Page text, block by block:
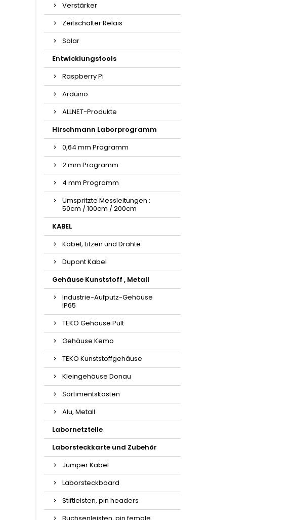
Verstärker
Zeitschalter Relais
Solar
Entwicklungstools
Raspberry Pi
Arduino
ALLNET-Produkte
Hirschmann Laborprogramm
0,64 mm Programm
2 mm Programm
4 mm Programm
Umspritzte Messleitungen :
50cm / 100cm / 200cm
KABEL
Kabel, Litzen und Drähte
Dupont Kabel
Gehäuse Kunststoff , Metall
Industrie-Aufputz-Gehäuse
IP65
TEKO Gehäuse Pult
Gehäuse Kemo
TEKO Kunststoffgehäuse
Kleingehäuse Donau
Sortimentskasten
Alu, Metall
Labornetzteile
Laborsteckkarte und Zubehör
Jumper Kabel
Laborsteckboard
Stiftleisten, pin headers